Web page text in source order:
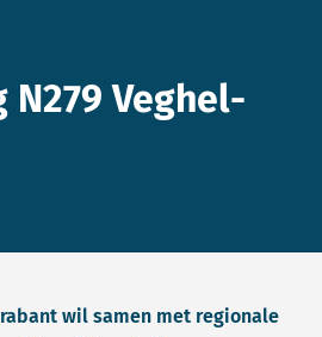
N279 Veghel-
wil samen met regionale